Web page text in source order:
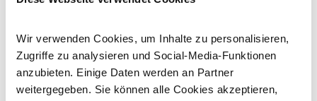
Wir verwenden Cookies, um Inhalte zu personalisieren,
Zugriffe zu analysieren und Social-Media-Funktionen
anzubieten. Einige Daten werden an Partner
weitergegeben. Sie können alle Cookies akzeptieren,
Kaminofen mit Abbrandsteuerung|Holzofen